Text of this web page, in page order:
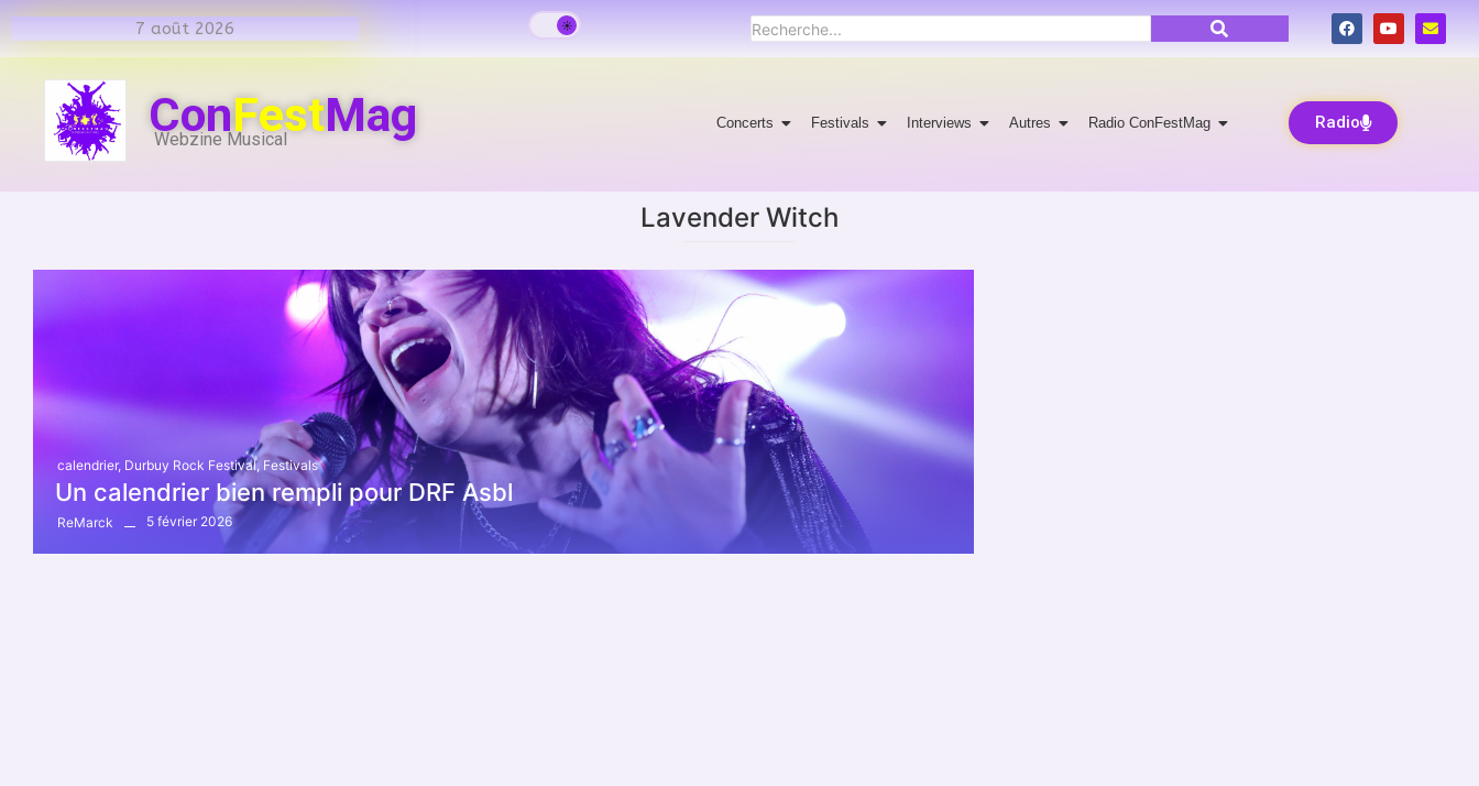
7 août 2026
ConFestMag
Webzine Musical
Concerts Festivals Interviews Autres Radio ConFestMag Radio
Lavender Witch
calendrier, Durbuy Rock Festival, Festivals
Un calendrier bien rempli pour DRF Asbl
ReMarck 5 février 2026